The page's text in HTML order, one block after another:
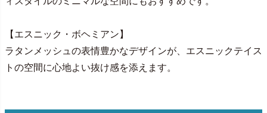
【エスニック・ボヘミアン】
ラタンメッシュの表情豊かなデザインが、エスニックテイス
トの空間に心地よい抜け感を添えます。